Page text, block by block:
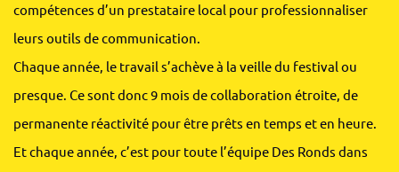
compétences d’un prestataire local pour professionnaliser
leurs outils de communication.
Chaque année, le travail s’achève à la veille du festival ou
presque. Ce sont donc 9 mois de collaboration étroite, de
permanente réactivité pour être prêts en temps et en heure.
Et chaque année, c’est pour toute l’équipe Des Ronds dans